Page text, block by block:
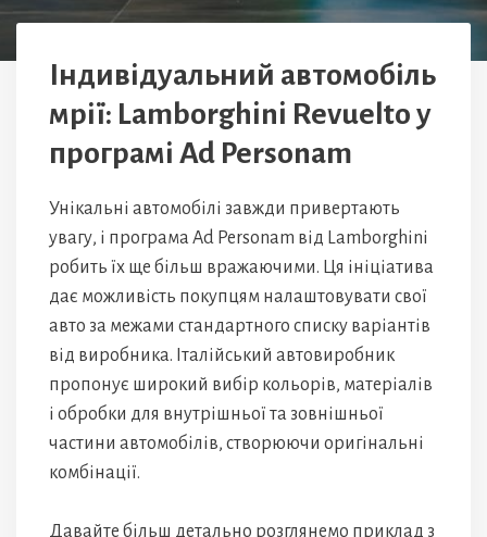
Індивідуальний автомобіль
мрії: Lamborghini Revuelto у
програмі Ad Personam
Унікальні автомобілі завжди привертають
увагу, і програма Ad Personam від Lamborghini
робить їх ще більш вражаючими. Ця ініціатива
дає можливість покупцям налаштовувати свої
авто за межами стандартного списку варіантів
від виробника. Італійський автовиробник
пропонує широкий вибір кольорів, матеріалів
і обробки для внутрішньої та зовнішньої
частини автомобілів, створюючи оригінальні
комбінації.
Давайте більш детально розглянемо приклад з